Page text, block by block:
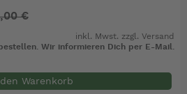
€
inkl. Mwst. zzgl.Versand
Wir informieren Dich per E-Mail.
Warenkorb